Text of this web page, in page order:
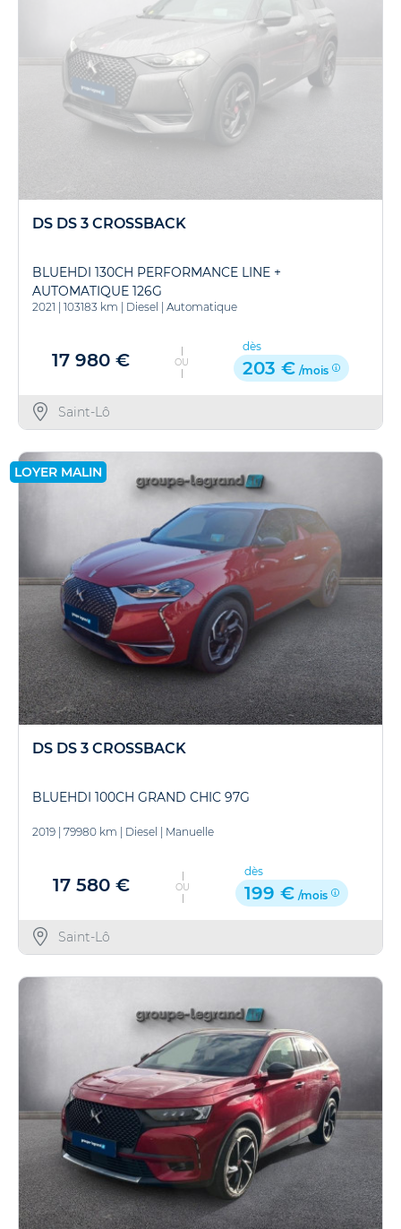
DS DS 3 CROSSBACK
BLUEHDI 130CH PERFORMANCE LINE +
AUTOMATIQUE 126G
2021 103183 km Diesel Automatique
17 980 € OU
dès
203 € /mois
Saint-Lô
LOYER MALIN
DS DS 3 CROSSBACK
BLUEHDI 100CH GRAND CHIC 97G
2019 79980 km Diesel Manuelle
17 580 € OU
dès
199 € /mois
Saint-Lô